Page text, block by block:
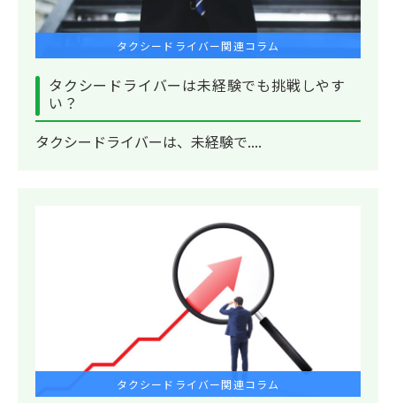
タクシードライバー関連コラム
タクシードライバーは未経験でも挑戦しやす
い？
タクシードライバーは、未経験で....
タクシードライバー関連コラム